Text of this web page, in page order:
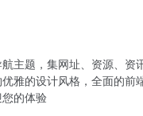
主题，集网址、资源、资
雅的设计风格，全面的前
的体验